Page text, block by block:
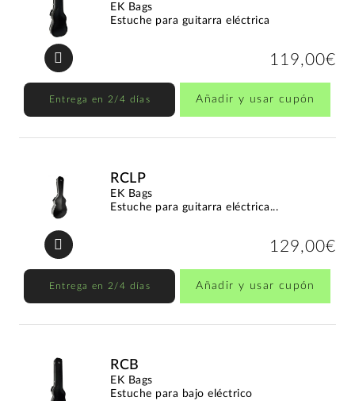
EK Bags
Estuche para guitarra eléctrica
119,00€
Entrega en 2/4 días Añadir y usar cupón
RCLP
EK Bags
Estuche para guitarra eléctrica...
129,00€
Entrega en 2/4 días Añadir y usar cupón
RCB
EK Bags
Estuche para bajo eléctrico